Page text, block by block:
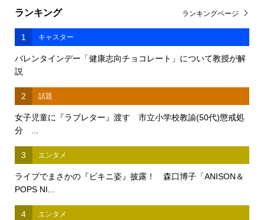
ランキング
1 キャスター
バレンタインデー「健康志向チョコレート」について教授が解
説
2 話題
女子児童に『ラブレター』渡す 市立小学校教諭(50代)懲戒処
分 ...
3 エンタメ
ライブでまさかの『ビキニ姿』披露！ 森口博子「ANISON＆
POPS NI...
4 エンタメ
ランキングページ